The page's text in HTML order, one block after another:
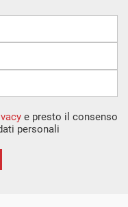
e presto il consenso
personali